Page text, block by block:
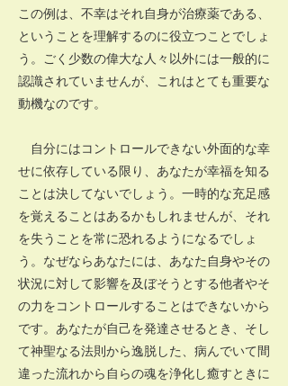
この例は、不幸はそれ自身が治療薬である、
ということを理解するのに役立つことでしょ
う。ごく少数の偉大な人々以外には一般的に
認識されていませんが、これはとても重要な
動機なのです。
自分にはコントロールできない外面的な幸
せに依存している限り、あなたが幸福を知る
ことは決してないでしょう。一時的な充足感
を覚えることはあるかもしれませんが、それ
を失うことを常に恐れるようになるでしょ
う。なぜならあなたには、あなた自身やその
状況に対して影響を及ぼそうとする他者やそ
の力をコントロールすることはできないから
です。あなたが自己を発達させるとき、そし
て神聖なる法則から逸脱した、病んでいて間
違った流れから自らの魂を浄化し癒すときに